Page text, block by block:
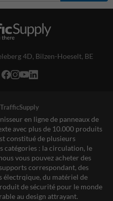
4D, Bilzen-Hoeselt, BE
en ligne de panneaux de
avec plus de 10.000 produits
constitué de plusieurs
catégories : la circulation, le
vous pouvez acheter des
correspondant, des
électrqique, du matériel de
de sécurité pour le monde
au design attrayant.